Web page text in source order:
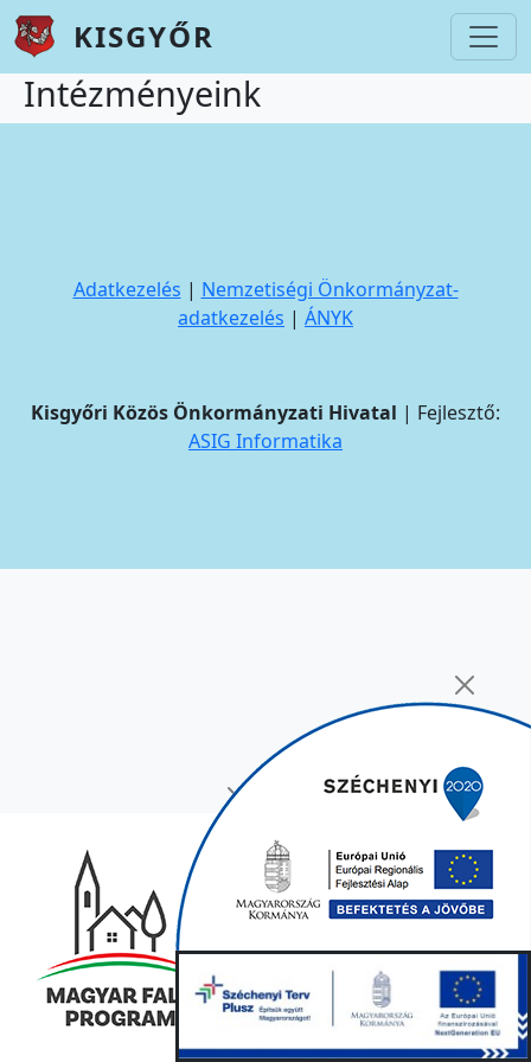
Ugrás a tartalomra
KISGYŐR
Intézményeink
Adatkezelés | Nemzetiségi Önkormányzat-
adatkezelés | ÁNYK
Kisgyőri Közös Önkormányzati Hivatal | Fejlesztő:
ASIG Informatika